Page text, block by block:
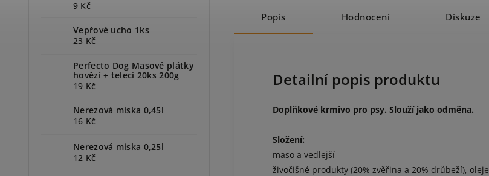
9 Kč
Vepřové ucho 1ks
23 Kč
Perfecto Dog Masové plátky
hovězí + telecí 20ks 200g
19 Kč
Nerezová miska 0,45l
16 Kč
Nerezová miska 0,25l
12 Kč
Popis Hodnocení Diskuze
Detailní popis produktu
Doplňkové krmivo pro psy. Slouží jako odměna.
Složení:
maso a vedlejší
živočišné produkty (20% zvěřina a 20% drůbeží), oleje